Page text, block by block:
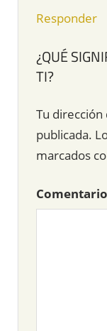
Responder
¿QUÉ
TI?
Tu
publicada.
marcados
Comentario